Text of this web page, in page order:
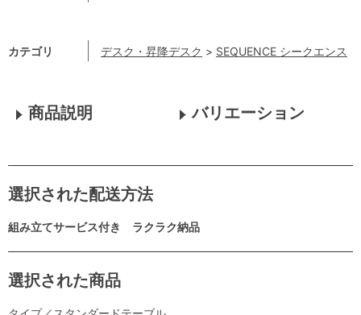
カテゴリ デスク・昇降デスク > SEQUENCE シークエンス
商品説明 バリエーション
選択された配送方法
組み立てサービス付き ラクラク納品
選択された商品